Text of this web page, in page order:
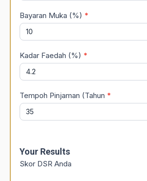
Bayaran Muka (%) *
Kadar Faedah (%) *
Tempoh Pinjaman (Tahun *
Your Results
Skor DSR Anda